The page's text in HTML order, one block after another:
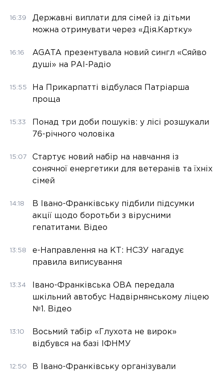
16:39
Державні виплати для сімей із дітьми
можна отримувати через «Дія.Картку»
16:16
AGATA презентувала новий сингл «Сяйво
душі» на РАІ-Радіо
15:55
На Прикарпатті відбулася Патріарша
проща
15:33
Понад три доби пошуків: у лісі розшукали
76-річного чоловіка
15:07
Стартує новий набір на навчання із
сонячної енергетики для ветеранів та їхніх
сімей
14:18
В Івано-Франківську підбили підсумки
акції щодо боротьби з вірусними
гепатитами. Відео
13:58
е-Направлення на КТ: НСЗУ нагадує
правила виписування
13:34
Івано-Франківська ОВА передала
шкільний автобус Надвірнянському ліцею
№1. Відео
13:10
Восьмий табір «Глухота не вирок»
відбувся на базі ІФНМУ
12:50
В Івано-Франківську організували